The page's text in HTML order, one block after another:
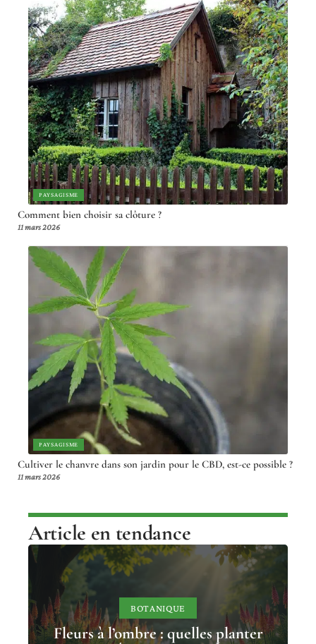
PAYSAGISME
Comment bien choisir sa clôture ?
11 mars 2026
PAYSAGISME
Cultiver le chanvre dans son jardin pour le CBD, est-ce possible ?
11 mars 2026
Article en tendance
BOTANIQUE
Fleurs à l’ombre : quelles planter